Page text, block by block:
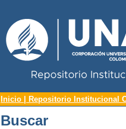
Buscar
Inicio | Repositorio Institucional
Buscar